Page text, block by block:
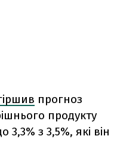
прогноз
продукту
3,3% з 3,5%, які він